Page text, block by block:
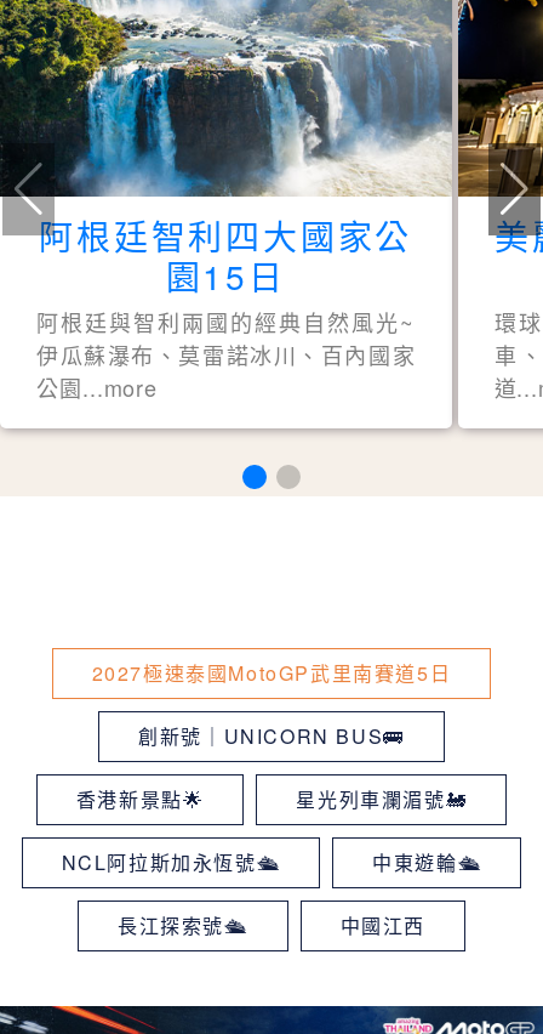
阿根廷智利四大國家公
園15日
阿根廷與智利兩國的經典自然風光~
伊瓜蘇瀑布、莫雷諾冰川、百內國家
公園...more
美
環
車
道
2027極速泰國MotoGP武里南賽道5日
創新號｜UNICORN BUS🚌
香港新景點🌟 星光列車瀾湄號🚂
NCL阿拉斯加永恆號🛳 中東遊輪🛳
長江探索號🛳 中國江西